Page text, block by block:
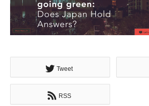
Tweet
RSS